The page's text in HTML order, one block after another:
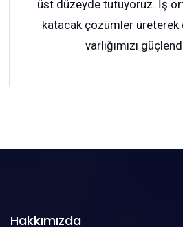
üst düzeyde tutuyoruz. İş
katacak çözümler üreterek
varlığımızı
Hakkımızda